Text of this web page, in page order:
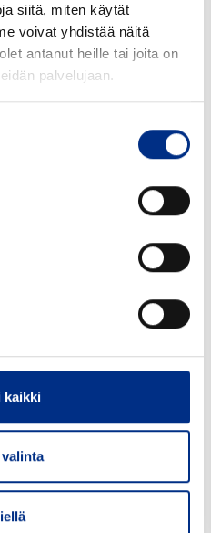
siitä, miten käytät
voivat yhdistää näitä
antanut heille tai joita on
palvelujaan.
kaikki
Medicine ruskea